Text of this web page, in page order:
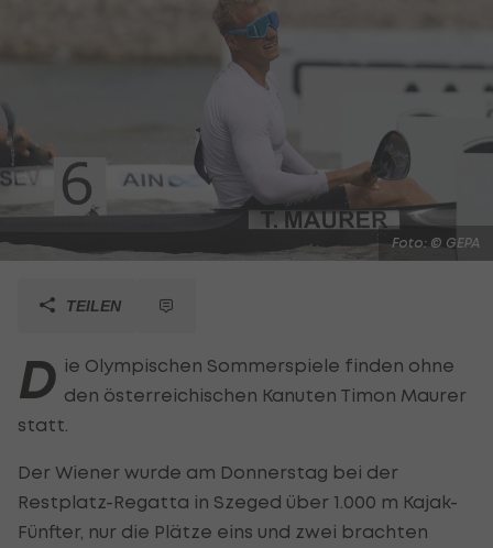
Foto: © GEPA
TEILEN
D ie Olympischen Sommerspiele finden ohne
den österreichischen Kanuten Timon Maurer
statt.
Der Wiener wurde am Donnerstag bei der
Restplatz-Regatta in Szeged über 1.000 m Kajak-
Fünfter, nur die Plätze eins und zwei brachten